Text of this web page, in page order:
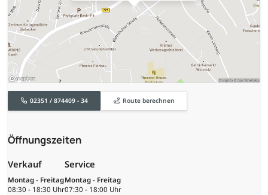
02351 / 874409 - 34 Route berechnen
Öffnungszeiten
Verkauf
Montag - Freitag
08:30 - 18:30 Uhr
Service
Montag - Freitag
07:30 - 18:00 Uhr